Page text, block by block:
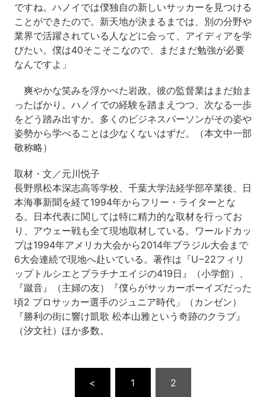
ですね。ハノイでは僕独自の新しいサッカーを見つける
ことができたので。新天地が決まるまでは、別の分野や
業界で活躍されている人などに会って、アイディアを学
びたい。僕は40そこそこなので、まだまだ勉強が必要
なんですよ」
爽やかな笑みを浮かべた岩政。彼の監督業はまだ始ま
ったばかり。ハノイでの経験を踏まえつつ、次なる一歩
をどう踏み出すか。多くのビジネスパーソンがその姿や
姿勢から学べることは少なくないはずだ。（本文中一部
敬称略）
取材・文／元川悦子
長野県松本深志高等学校、千葉大学法経学部卒業後、日
本海事新聞を経て1994年からフリー・ライターとな
る。日本代表に関しては特に精力的な取材を行ってお
り、アウェー戦も全て現地取材している。ワールドカッ
プは1994年アメリカ大会から2014年ブラジル大会まで
6大会連続で現地へ赴いている。著作は『U−22フィリ
ップトルシエとプラチナエイジの419日』（小学館）、
『蹴音』（主婦の友）『僕らがサッカーボーイズだった
頃2 プロサッカー選手のジュニア時代」（カンゼン）
『勝利の街に響け凱歌 松本山雅という奇跡のクラブ』
（汐文社）ほか多数。
< 1 2